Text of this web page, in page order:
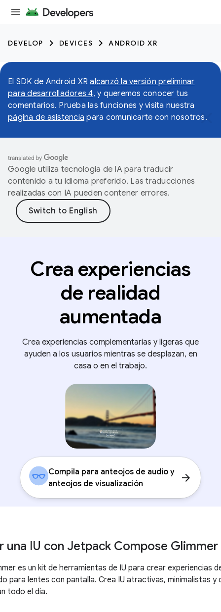
DEVELOP DEVICES ANDROID XR
El SDK de Android XRalcanzó la versión preliminar
para desarrolladores 4, y queremos conocer tus
comentarios. Prueba las funciones y visita nuestra
página de asistencia para comunicarte con nosotros.
Google utiliza tecnología de IA para traducir
contenido a tu idioma preferido. Las traducciones
realizadas con IA pueden contener errores.
Crea experiencias
de realidad
aumentada
Crea experiencias complementarias y ligeras que
ayuden a los usuarios mientras se desplazan, en
casa o en el trabajo.
Compila para anteojos de audio y
anteojos de visualización
arrow_forward
una IU con Jetpack Compose Glimmer
es un kit de herramientas de IU para crear experiencias
para lentes con pantalla. Crea IU atractivas, minimalistas y
todo el día.